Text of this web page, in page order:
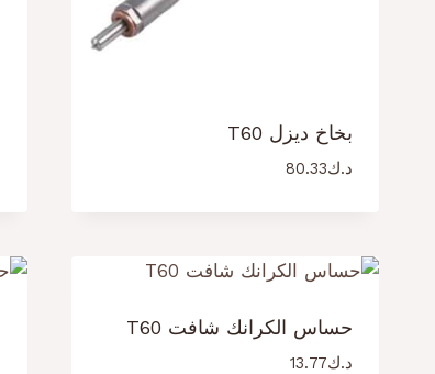
بخاخ ديزل T60
د.ك80.33
حساس الكرانك شافت T60
د.ك13.77